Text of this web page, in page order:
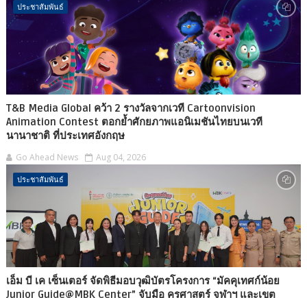
ประชาสัมพันธ์
T&B Media Global คว้า 2 รางวัลจากเวที Cartoonvision
Animation Contest ตอกย้ำศักยภาพแอนิเมชันไทยบนเวที
นานาชาติ ที่ประเทศอังกฤษ
Go Ahead News Aug 04, 2026
ประชาสัมพันธ์
เอ็ม บี เค เซ็นเตอร์ จัดพิธีมอบวุฒิบัตรโครงการ “มัคคุเทศก์น้อย
Junior Guide@MBK Center” จับมือ ครุศาสตร์ จุฬาฯ และเขต